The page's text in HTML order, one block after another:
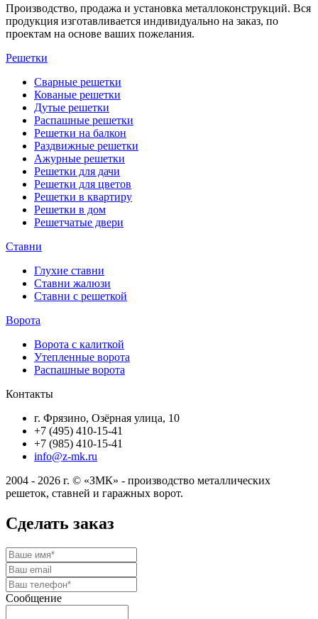
Производство, продажа и установка металлоконструкций. Вся
продукция изготавливается индивидуально на заказ, по
проектам на основе ваших пожелания.
Решетки
Сварные решетки
Кованые решетки
Дутые решетки
Распашные решетки
Решетки на балкон
Раздвижные решетки
Ажурные решетки
Решетки для дачи
Решетки для цветов
Решетки в квартиру
Решетки в дом
Решетчатые двери
Ставни
Глухие ставни
Ставни жалюзи
Ставни с решеткой
Ворота
Ворота с калиткой
Утепленные ворота
Распашные ворота
Контакты
г. Фрязино, Озёрная улица, 10
+7 (495) 410-15-41
+7 (985) 410-15-41
info@z-mk.ru
2004 - 2026 г. © «ЗМК» - производство металлических
решеток, ставней и гаражных ворот.
Сделать заказ
Сообщение